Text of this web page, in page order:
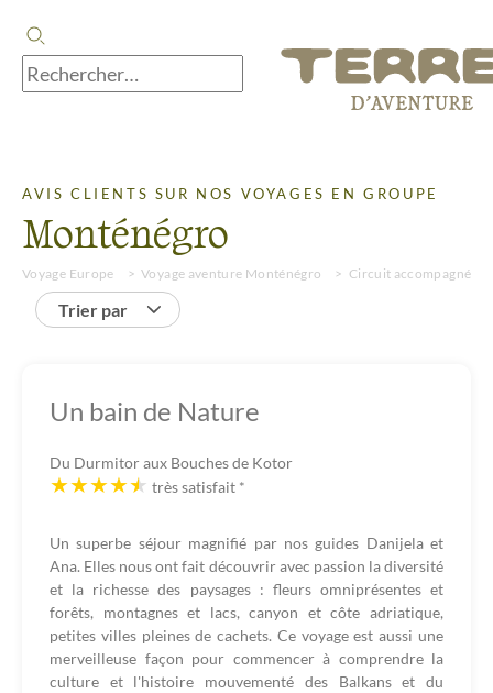
AVIS CLIENTS SUR NOS VOYAGES EN GROUPE
Monténégro
Voyage Europe Voyage aventure Monténégro Circuit accompagné
Trier par
Un bain de Nature
Du Durmitor aux Bouches de Kotor
très satisfait *
Un superbe séjour magnifié par nos guides Danijela et
Ana. Elles nous ont fait découvrir avec passion la diversité
et la richesse des paysages : fleurs omniprésentes et
forêts, montagnes et lacs, canyon et côte adriatique,
petites villes pleines de cachets. Ce voyage est aussi une
merveilleuse façon pour commencer à comprendre la
culture et l'histoire mouvementé des Balkans et du